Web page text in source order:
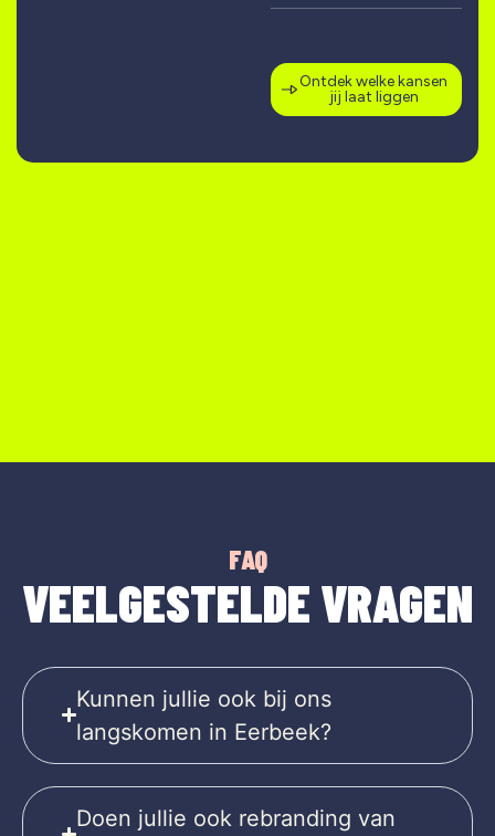
Ontdek welke kansen
jij laat liggen
FAQ
VEELGESTELDE VRAGEN
Kunnen jullie ook bij ons
langskomen in Eerbeek?
Doen jullie ook rebranding van